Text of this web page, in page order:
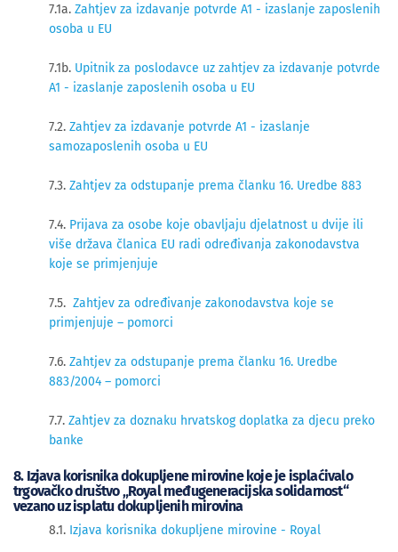
7.1a. Zahtjev za izdavanje potvrde A1 - izaslanje zaposlenih
osoba u EU
7.1b. Upitnik za poslodavce uz zahtjev za izdavanje potvrde
A1 - izaslanje zaposlenih osoba u EU
7.2. Zahtjev za izdavanje potvrde A1 - izaslanje
samozaposlenih osoba u EU
7.3. Zahtjev za odstupanje prema članku 16. Uredbe 883
7.4. Prijava za osobe koje obavljaju djelatnost u dvije ili
više država članica EU radi određivanja zakonodavstva
koje se primjenjuje
7.5. Zahtjev za određivanje zakonodavstva koje se
primjenjuje – pomorci
7.6. Zahtjev za odstupanje prema članku 16. Uredbe
883/2004 – pomorci
7.7. Zahtjev za doznaku hrvatskog doplatka za djecu preko
banke
8. Izjava korisnika dokupljene mirovine koje je isplaćivalo
trgovačko društvo „Royal međugeneracijska solidarnost“
vezano uz isplatu dokupljenih mirovina
8.1. Izjava korisnika dokupljene mirovine - Royal